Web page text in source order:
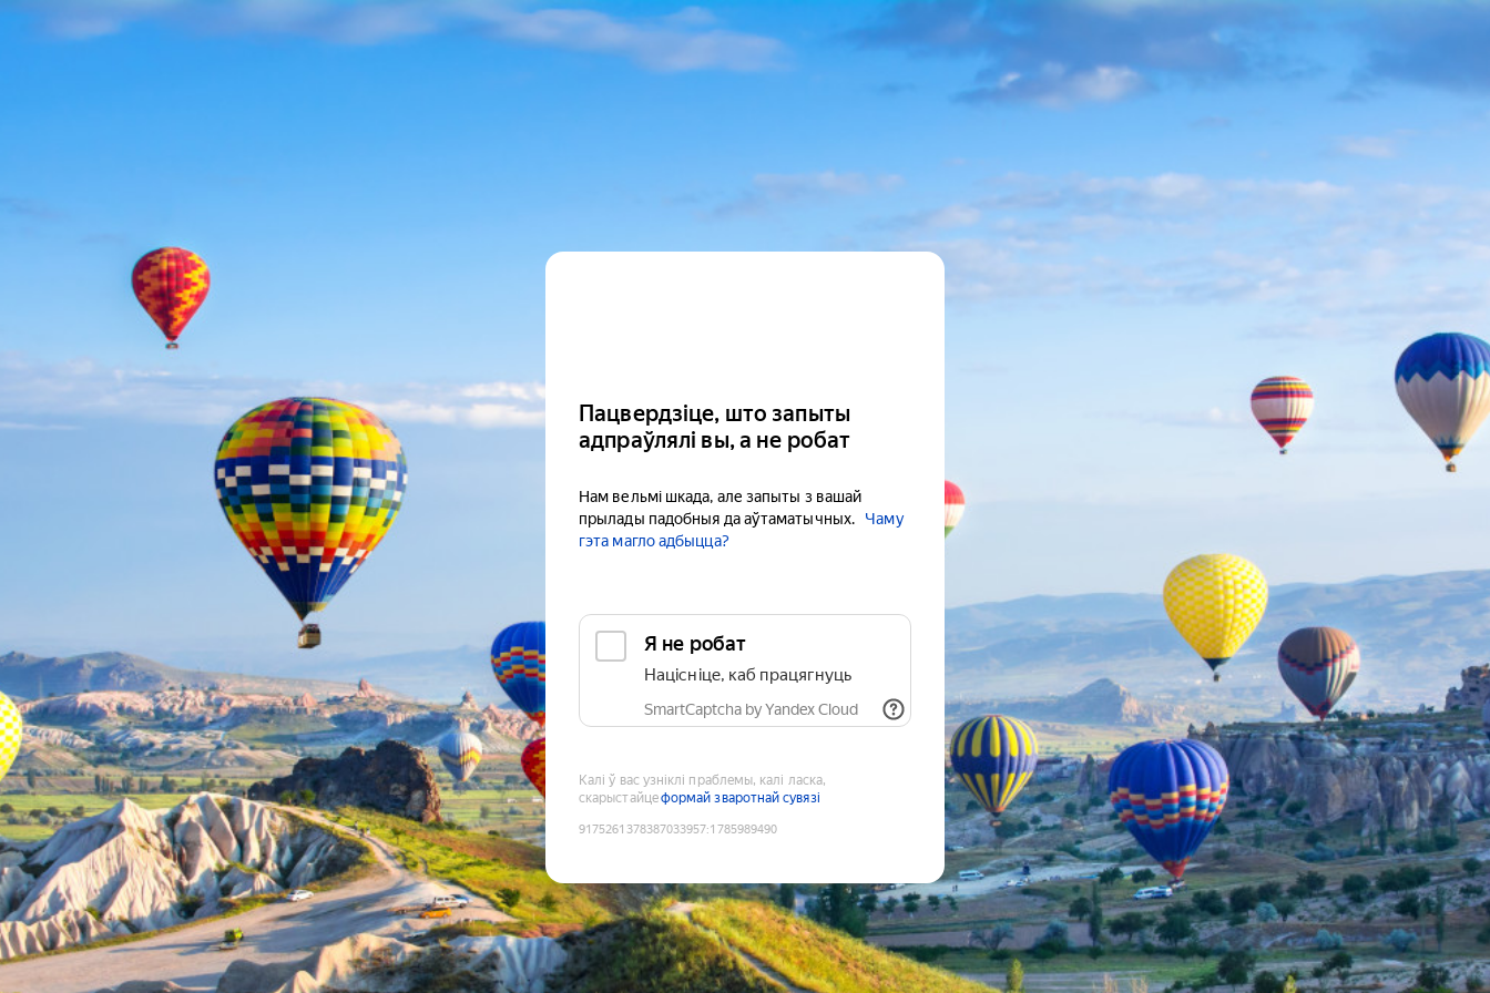
Пацвердзіце, што запыты
адпраўлялі вы, а не робат
Нам вельмі шкада, але запыты з вашай
прылады падобныя да аўтаматычных.
Чаму
гэта магло адбыцца?
Я не робат
Націсніце, каб працягнуць
SmartCaptcha by Yandex Cloud
Калі ў вас узніклі праблемы, калі ласка,
скарыстайцеформай зваротнай сувязі
9175261378387033957:1785989490